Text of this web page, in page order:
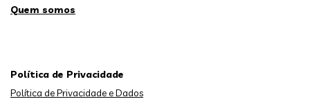
Quem somos
Política de Privacidade
Política de Privacidade e Dados